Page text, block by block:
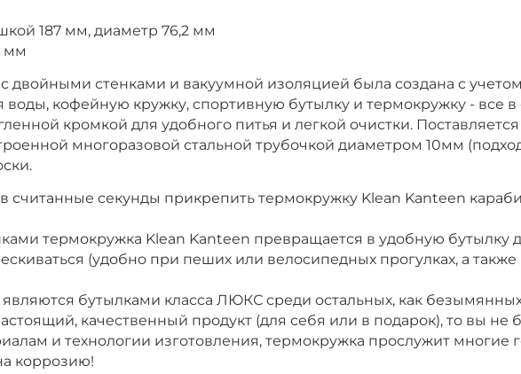
187 мм, диаметр 76,2 мм
мм
двойными стенками и вакуумной изоляцией была создана с
воды, кофейную кружку, спортивную бутылку и термокружку - все
кромкой для удобного питья и легкой очистки.
многоразовой стальной трубочкой диаметром 10мм
считанные секунды прикрепить термокружку Klean Kanteen
термокружка Klean Kanteen превращается в удобную бутылку
(удобно при пеших или велосипедных прогулках, а также
бутылками класса ЛЮКС среди остальных, как
качественный продукт (для себя или в подарок), то вы не
и технологии изготовления, термокружка прослужит многие
коррозию!